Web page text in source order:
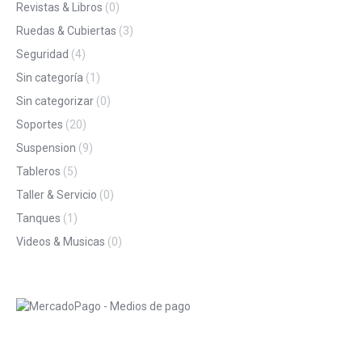
Revistas & Libros (0)
Ruedas & Cubiertas (3)
Seguridad (4)
Sin categoría (1)
Sin categorizar (0)
Soportes (20)
Suspension (9)
Tableros (5)
Taller & Servicio (0)
Tanques (1)
Videos & Musicas (0)